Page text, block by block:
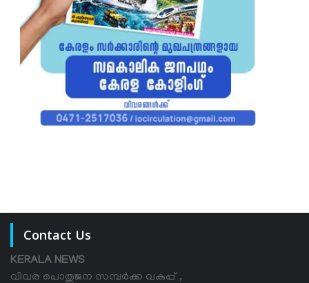
Contact Us
KERALA NEWS
വിവര പൊതുജന സമ്പര്‍ക്ക വകുപ്പ് ,